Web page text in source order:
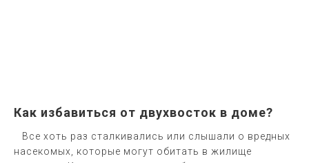
Как избавиться от двухвосток в доме?
Все хоть раз сталкивались или слышали о вредных
насекомых, которые могут обитать в жилище